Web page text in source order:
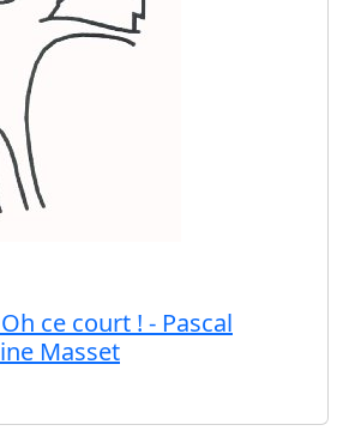
ce court ! - Pascal
Masset